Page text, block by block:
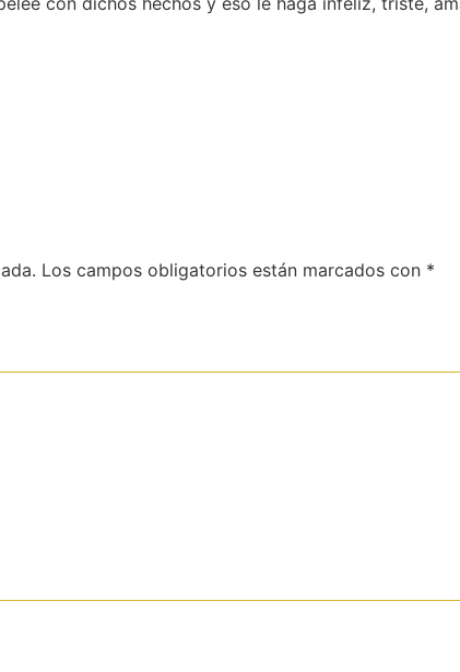
Los campos obligatorios están marcados con *